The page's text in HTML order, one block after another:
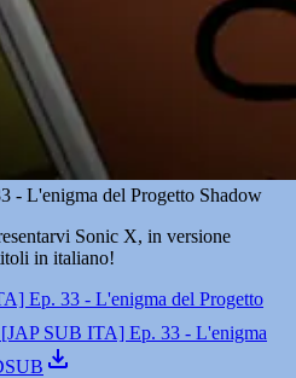
- L'enigma del Progetto Shadow
Sonic X, in versione
in italiano!
Ep. 33 - L'enigma del Progetto
SUB ITA] Ep. 33 - L'enigma